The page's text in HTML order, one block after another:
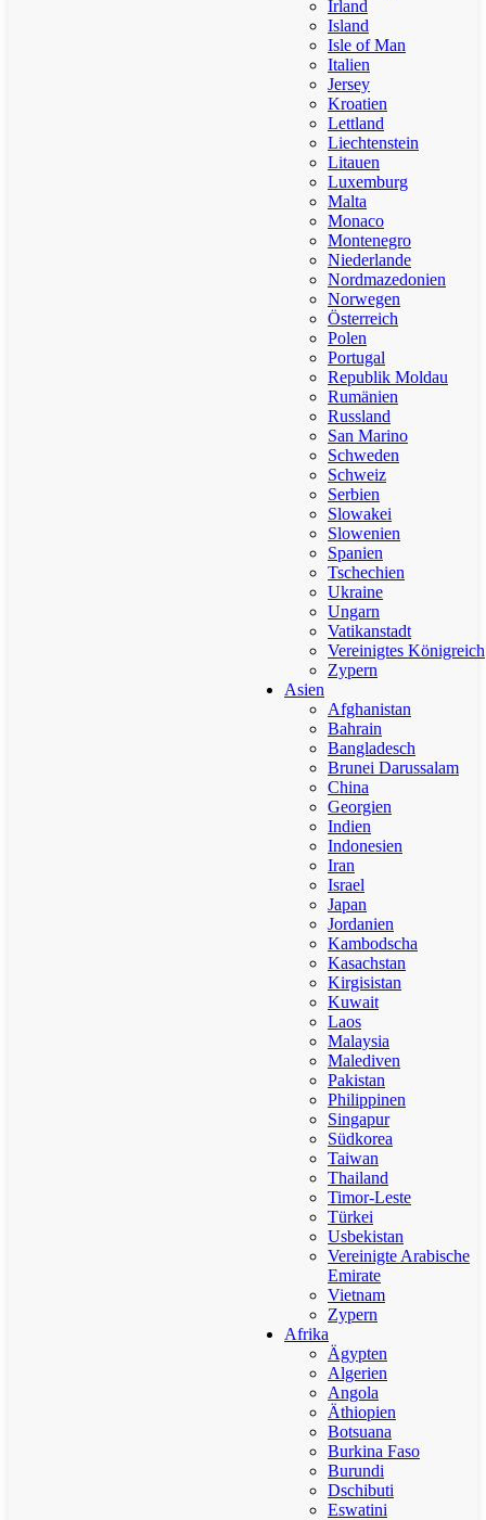
Irland
Island
Isle of Man
Italien
Jersey
Kroatien
Lettland
Liechtenstein
Litauen
Luxemburg
Malta
Monaco
Montenegro
Niederlande
Nordmazedonien
Norwegen
Österreich
Polen
Portugal
Republik Moldau
Rumänien
Russland
San Marino
Schweden
Schweiz
Serbien
Slowakei
Slowenien
Spanien
Tschechien
Ukraine
Ungarn
Vatikanstadt
Vereinigtes Königreich
Zypern
Asien
Afghanistan
Bahrain
Bangladesch
Brunei Darussalam
China
Georgien
Indien
Indonesien
Iran
Israel
Japan
Jordanien
Kambodscha
Kasachstan
Kirgisistan
Kuwait
Laos
Malaysia
Malediven
Pakistan
Philippinen
Singapur
Südkorea
Taiwan
Thailand
Timor-Leste
Türkei
Usbekistan
Vereinigte Arabische
Emirate
Vietnam
Zypern
Afrika
Ägypten
Algerien
Angola
Äthiopien
Botsuana
Burkina Faso
Burundi
Dschibuti
Eswatini